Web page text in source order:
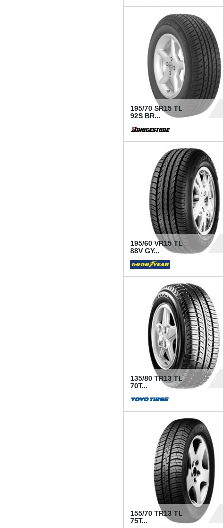
195/70 SR15 TL
92S BR...
195/60 VR15 TL
88V GY...
135/80 TR13 TL
70T...
155/70 TR13 TL
75T...